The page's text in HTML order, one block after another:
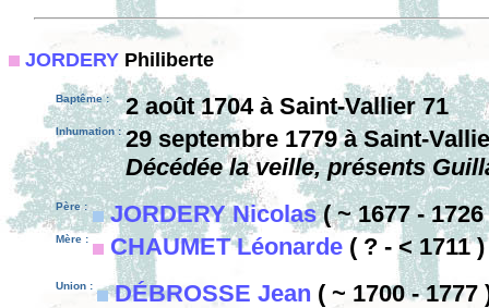
JORDERY Philiberte
Baptême : 2 août 1704 à Saint-Vallier 71
Inhumation : 29 septembre 1779 à Saint-
Décédée la veille, présents
Père : JORDERY Nicolas( ~ 1677 - 1726
Mère : CHAUMET Léonarde ( ? - < 1711 )
Union : DÉBROSSE Jean ( ~ 1700 - 1777